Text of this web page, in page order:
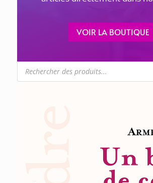
LES GÉNOCIDES DU 20E SIÈCLE ET
La Maison de la Culture
Denis
VOIR LA BOUTIQUE
Recherche
de
produits